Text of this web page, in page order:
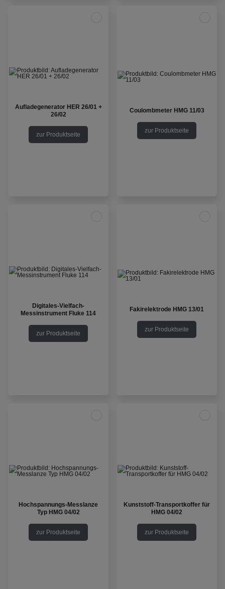
Aufladegenerator HER 26/01 +
26/02
zur Produktseite
Coulombmeter HMG 11/03
zur Produktseite
Digitales-Vielfach-
Messinstrument Fluke 114
zur Produktseite
Fakirelektrode HMG 13/01
zur Produktseite
Hochspannungs-Messlanze
Typ HMG 04/02
zur Produktseite
Kunststoff-Transportkoffer für
HMG 04/02
zur Produktseite